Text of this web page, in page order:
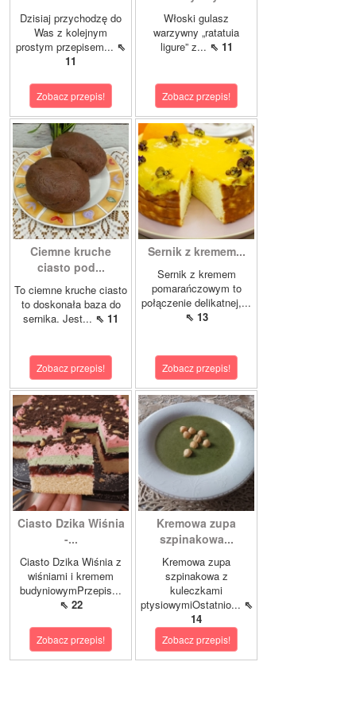
Dzisiaj przychodzę do
Was z kolejnym
prostym przepisem... ⇖
11
Zobacz przepis!
Włoski gulasz
warzywny „ratatuia
ligure” z... ⇖ 11
Zobacz przepis!
Ciemne kruche
ciasto pod...
To ciemne kruche ciasto
to doskonała baza do
sernika. Jest... ⇖ 11
Zobacz przepis!
Sernik z kremem...
Sernik z kremem
pomarańczowym to
połączenie delikatnej,...
⇖ 13
Zobacz przepis!
Ciasto Dzika Wiśnia
-...
Ciasto Dzika Wiśnia z
wiśniami i kremem
budyniowymPrzepis...
⇖ 22
Zobacz przepis!
Kremowa zupa
szpinakowa...
Kremowa zupa
szpinakowa z
kuleczkami
ptysiowymiOstatnio... ⇖
14
Zobacz przepis!